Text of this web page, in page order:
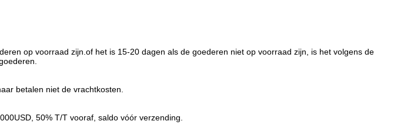
op voorraad zijn.of het is 15-20 dagen als de goederen niet op voorraad zijn, is het volgens de
betalen niet de vrachtkosten.
50% T/T vooraf, saldo vóór verzending.